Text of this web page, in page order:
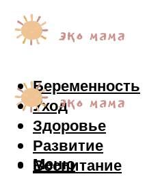
Беременность
Уход
Здоровье
Развитие
Воспитание
Меню